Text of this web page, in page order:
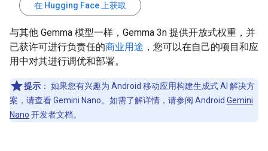
在 Hugging Face 上获取
与其他 Gemma 模型一样，Gemma 3n 提供开放式权重，并
已获许可进行负责任的商业用途 ，您可以在自己的项目和应
用中对其进行调优和部署。
提示 ： 如果您有兴趣为 Android 移动应用构建生成式 AI 解决方
案，请查看 Gemini Nano。如需了解详情，请参阅 Android Gemini
Nano 开发者文档。